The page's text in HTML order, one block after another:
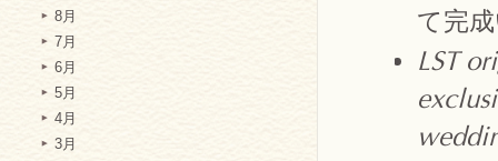
8月
7月
6月
5月
4月
3月
て完
LST